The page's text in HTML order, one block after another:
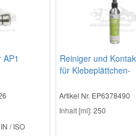
/ ISO
Reiniger und
für Klebeplättchen-
Artikel Nr. EP6378490
Inhalt [ml]:250